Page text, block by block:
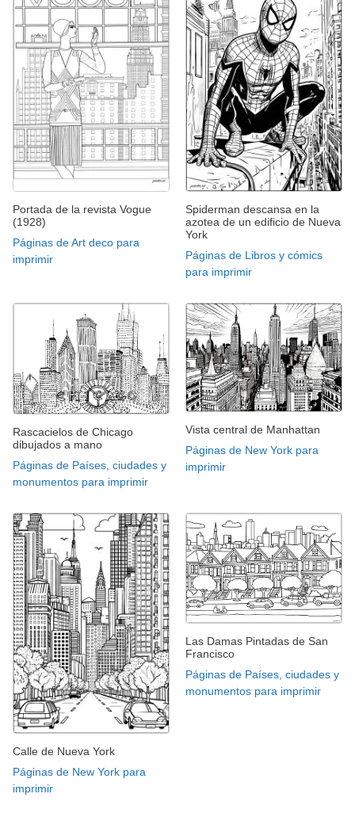
Portada de la revista Vogue
(1928)
Páginas de Art deco para
imprimir
Spiderman descansa en la
azotea de un edificio de Nueva
York
Páginas de Libros y cómics
para imprimir
Rascacielos de Chicago
dibujados a mano
Páginas de Países, ciudades y
monumentos para imprimir
Vista central de Manhattan
Páginas de New York para
imprimir
Calle de Nueva York
Páginas de New York para
imprimir
Las Damas Pintadas de San
Francisco
Páginas de Países, ciudades y
monumentos para imprimir